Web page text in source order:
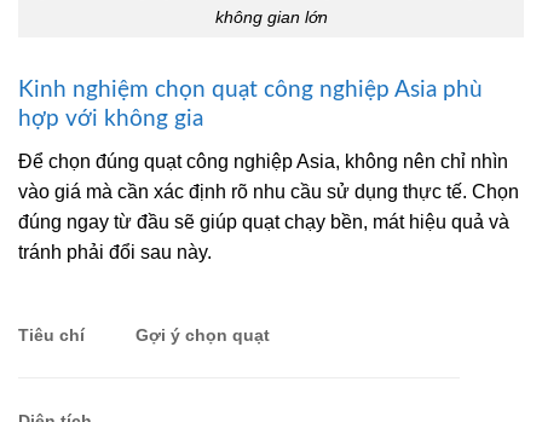
không gian lớn
Kinh nghiệm chọn quạt công nghiệp Asia phù
hợp với không gia
Để chọn đúng quạt công nghiệp Asia, không nên chỉ nhìn
vào giá mà cần xác định rõ nhu cầu sử dụng thực tế. Chọn
đúng ngay từ đầu sẽ giúp quạt chạy bền, mát hiệu quả và
tránh phải đổi sau này.
Tiêu chí Gợi ý chọn quạt